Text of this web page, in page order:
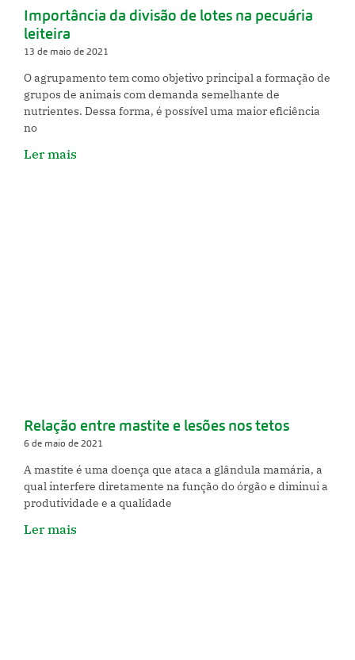
Importância da divisão de lotes na pecuária
leiteira
13 de maio de 2021
O agrupamento tem como objetivo principal a formação de
grupos de animais com demanda semelhante de
nutrientes. Dessa forma, é possível uma maior eficiência
no
Ler mais
Relação entre mastite e lesões nos tetos
6 de maio de 2021
A mastite é uma doença que ataca a glândula mamária, a
qual interfere diretamente na função do órgão e diminui a
produtividade e a qualidade
Ler mais